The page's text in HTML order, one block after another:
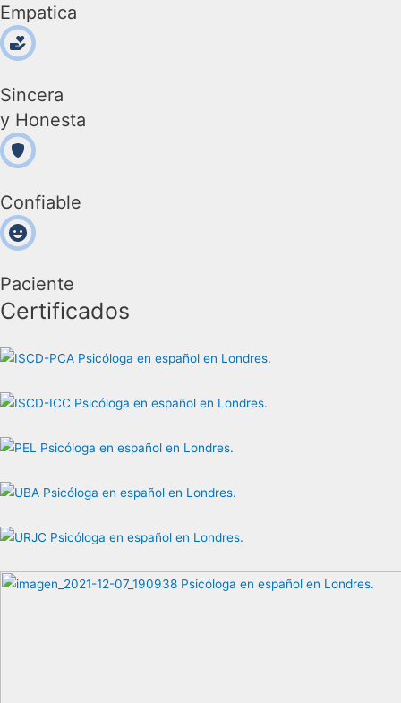
Empatica
Sincera
y Honesta
Confiable
Paciente
Certificados